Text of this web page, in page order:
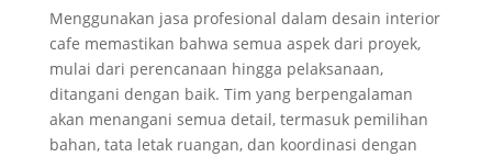
Menggunakan jasa profesional dalam desain interior
cafe memastikan bahwa semua aspek dari proyek,
mulai dari perencanaan hingga pelaksanaan,
ditangani dengan baik. Tim yang berpengalaman
akan menangani semua detail, termasuk pemilihan
bahan, tata letak ruangan, dan koordinasi dengan